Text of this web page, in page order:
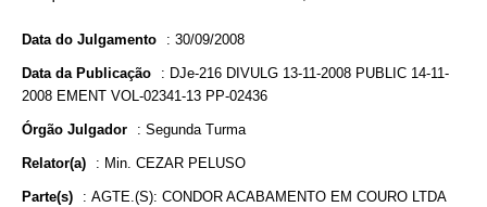
Data do Julgamento : 30/09/2008
Data da Publicação : DJe-216 DIVULG 13-11-2008 PUBLIC 14-11-
2008 EMENT VOL-02341-13 PP-02436
Órgão Julgador : Segunda Turma
Relator(a) : Min. CEZAR PELUSO
Parte(s) : AGTE.(S): CONDOR ACABAMENTO EM COURO LTDA